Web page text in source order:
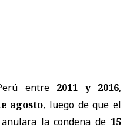
entre 2011 y 2016,
agosto, luego de que el
la condena de 15